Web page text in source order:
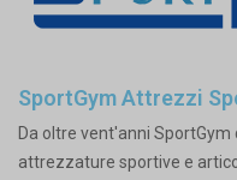
SportGym Attrezzi
Da oltre vent'anni
attrezzature sportive e